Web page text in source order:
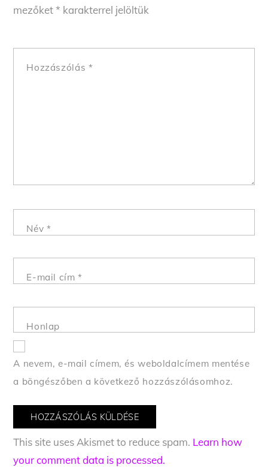
mezőket* karakterrel jelöltük
Hozzászólás *
Név *
E-mail cím*
Honlap
A nevem, e-mail címem, és weboldalcímem mentése
a böngészőben a következő hozzászólásomhoz.
This site uses Akismet to reduce spam. Learn how
your comment data is processed.